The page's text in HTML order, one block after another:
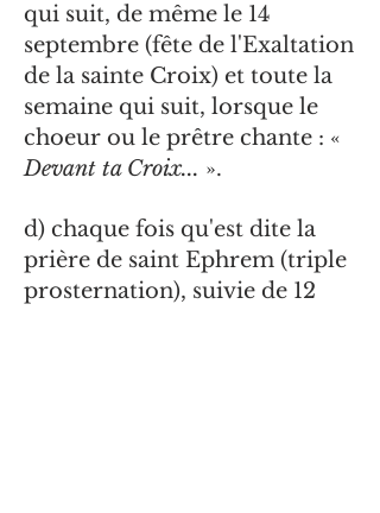
qui suit, de même le 14
septembre (fête de l'Exaltation
de la sainte Croix) et toute la
semaine qui suit, lorsque le
choeur ou le prêtre chante : «
Devant ta Croix... ».
d) chaque fois qu'est dite la
prière de saint Ephrem (triple
prosternation), suivie de 12